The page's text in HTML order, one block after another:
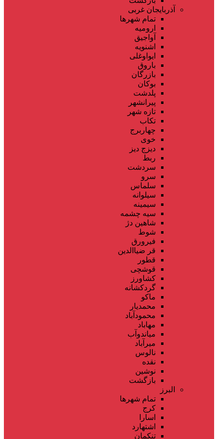
آذربایجان غربی
تمام شهر‌ها
ارومیه
آواجیق
اشنویه
ایواوغلی
باروق
بازرگان
بوکان
پلدشت
پیرانشهر
تازه شهر
تکاب
چهاربرج
خوی
دیزج دیز
ربط
سردشت
سرو
سلماس
سیلوانه
سیمینه
سیه چشمه
شاهین دژ
شوط
فیرورق
قر ضیاالدین
قطور
قوشچی
کشاورز
گردکشانه
ماکو
محمدیار
محمودآباد
مهاباد
میاندوآب
میرآباد
نالوس
نقده
نوشین
بازگشت
البرز
تمام شهر‌ها
کرج
اسارا
اشتهارد
تنکمان